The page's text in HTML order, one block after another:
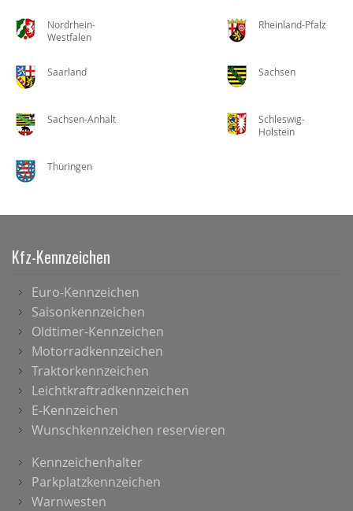
Nordrhein-
Westfalen
Rheinland-Pfalz
Saarland Sachsen
Sachsen-Anhalt
Schleswig-
Holstein
Thüringen
Kfz-Kennzeichen
Euro-Kennzeichen
Saisonkennzeichen
Oldtimer-Kennzeichen
Motorradkennzeichen
Traktorkennzeichen
Leichtkraftradkennzeichen
E-Kennzeichen
Wunschkennzeichen reservieren
Kennzeichenhalter
Parkplatzkennzeichen
Warnwesten